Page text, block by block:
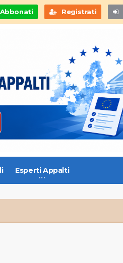
Abbonati Registrati
Esperti Appalti